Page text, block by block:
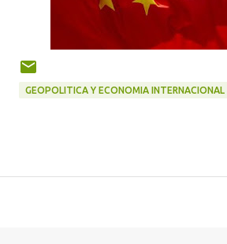
GEOPOLITICA Y ECONOMIA INTERNACIONAL